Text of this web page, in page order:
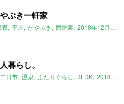
ぶき一軒家
家 平屋 かやぶき 囲炉裏 2018年12月のおすすめ
暮らし。
二日市 温泉 ふたりぐらし 3LDK 2018年12月のおすすめ